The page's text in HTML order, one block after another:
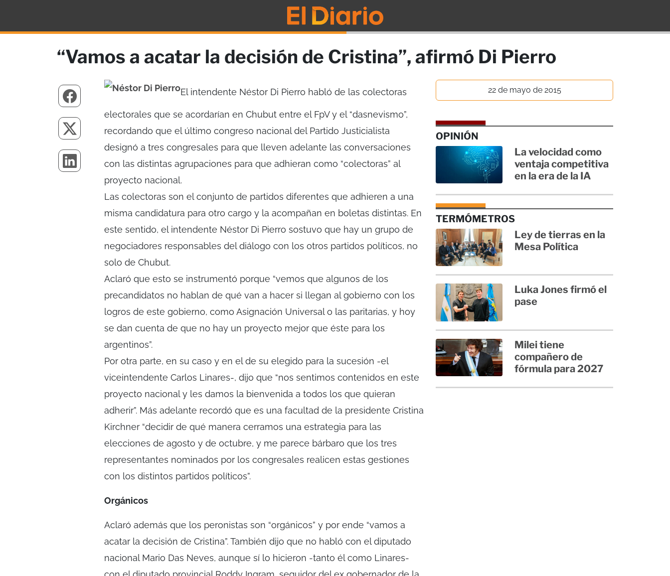
“Vamos a acatar la decisión de Cristina”, afirmó Di Pierro
El intendente Néstor Di Pierro habló de las colectoras
electorales que se acordarían en Chubut entre el FpV y el “dasnevismo”,
recordando que el último congreso nacional del Partido Justicialista
designó a tres congresales para que lleven adelante las conversaciones
con las distintas agrupaciones para que adhieran como “colectoras” al
proyecto nacional.
Las colectoras son el conjunto de partidos diferentes que adhieren a una
misma candidatura para otro cargo y la acompañan en boletas distintas. En
este sentido, el intendente Néstor Di Pierro sostuvo que hay un grupo de
negociadores responsables del diálogo con los otros partidos políticos, no
solo de Chubut.
Aclaró que esto se instrumentó porque “vemos que algunos de los
precandidatos no hablan de qué van a hacer si llegan al gobierno con los
logros de este gobierno, como Asignación Universal o las paritarias, y hoy
se dan cuenta de que no hay un proyecto mejor que éste para los
argentinos”.
Por otra parte, en su caso y en el de su elegido para la sucesión -el
viceintendente Carlos Linares-, dijo que “nos sentimos contenidos en este
proyecto nacional y les damos la bienvenida a todos los que quieran
adherir”. Más adelante recordó que es una facultad de la presidente Cristina
Kirchner “decidir de qué manera cerramos una estrategia para las
elecciones de agosto y de octubre, y me parece bárbaro que los tres
representantes nominados por los congresales realicen estas gestiones
con los distintos partidos políticos”.
Orgánicos
Aclaró además que los peronistas son “orgánicos” y por ende “vamos a
acatar la decisión de Cristina”. También dijo que no habló con el diputado
nacional Mario Das Neves, aunque sí lo hicieron -tanto él como Linares-
22 de mayo de 2015
OPINIÓN
La velocidad como
ventaja competitiva
en la era de la IA
TERMÓMETROS
Ley de tierras en la
Mesa Política
Luka Jones firmó el
pase
Milei tiene
compañero de
fórmula para 2027